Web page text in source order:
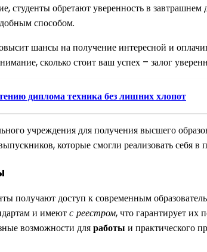
студенты обретают уверенность в завтрашнем
способом.
шансы на получение интересной и
сколько стоит ваш успех – залог
диплома техника без лишних хлопот
учреждения для получения высшего
которые смогли реализовать себя в
получают доступ к современным
и имеютс реестром, что гарантирует их
возможности дляработы и практического